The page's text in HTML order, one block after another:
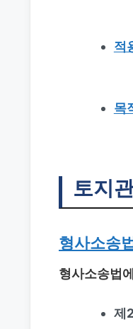
적
목
토지
형사소송
형사소송법
제